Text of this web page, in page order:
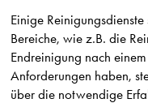
Einige
Bereiche, wie z.B. die
Endreinigung nach
Anforderungen haben,
über die notwendige